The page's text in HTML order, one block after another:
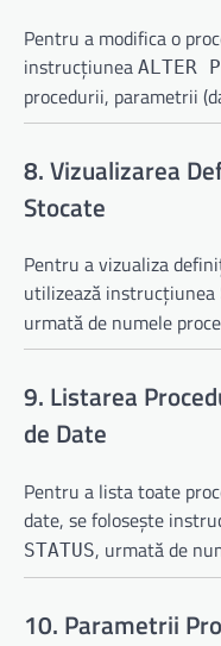
Pentru a modifica o
instrucțiunea ALTER
procedurii, parametrii
8. Vizualizarea
Stocate
Pentru a vizualiza
utilizează instrucțiunea
urmată de numele
9. Listarea
de Date
Pentru a lista toate
date, se folosește
STATUS, urmată de
10. Parametrii